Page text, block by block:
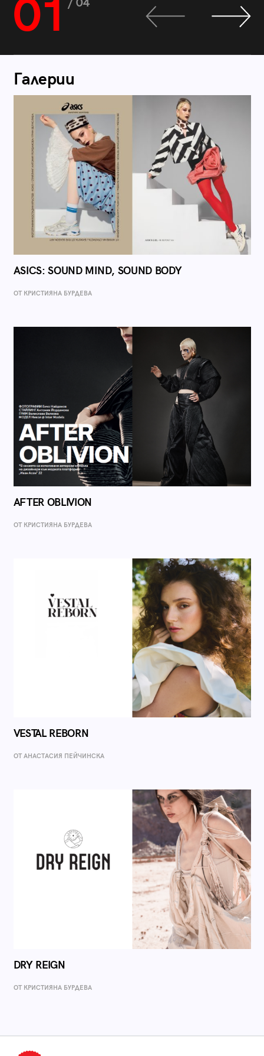
01 / 04
Галерии
ASICS: SOUND MIND, SOUND BODY
ОТ КРИСТИЯНА БУРДЕВА
AFTER OBLIVION
ОТ КРИСТИЯНА БУРДЕВА
VESTAL REBORN
ОТ AНАСТАСИЯ ПЕЙЧИНСКА
DRY REIGN
ОТ КРИСТИЯНА БУРДЕВА